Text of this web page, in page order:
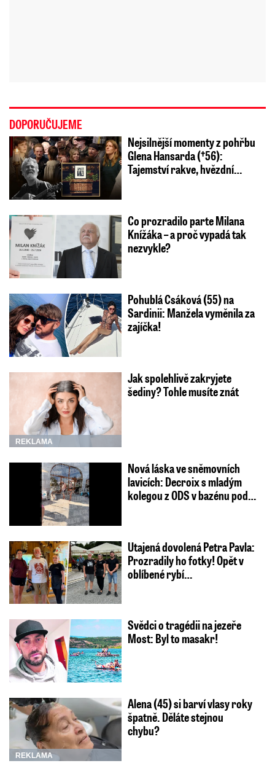
DOPORUČUJEME
Nejsilnější momenty z pohřbu
Glena Hansarda (†56):
Tajemství rakve, hvězdní…
Co prozradilo parte Milana
Knížáka – a proč vypadá tak
nezvykle?
Pohublá Csáková (55) na
Sardinii: Manžela vyměnila za
zajíčka!
REKLAMA
Jak spolehlivě zakryjete
šediny? Tohle musíte znát
Nová láska ve sněmovních
lavicích: Decroix s mladým
kolegou z ODS v bazénu pod…
Utajená dovolená Petra Pavla:
Prozradily ho fotky! Opět v
oblíbené rybí…
Svědci o tragédii na jezeře
Most: Byl to masakr!
REKLAMA
Alena (45) si barví vlasy roky
špatně. Děláte stejnou
chybu?